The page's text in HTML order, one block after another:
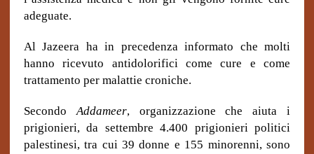
adeguate.
Al Jazeera ha in precedenza informato che molti
hanno ricevuto antidolorifici come cure e come
trattamento per malattie croniche.
SecondoAddameer, organizzazione che aiuta i
prigionieri, da settembre 4.400 prigionieri politici
palestinesi, tra cui 39 donne e 155 minorenni, sono